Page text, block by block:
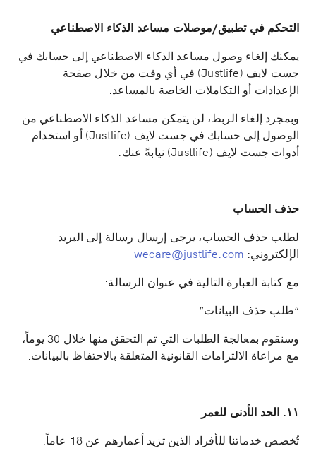
التحكم في تطبيق/موصلات مساعد الذكاء الاصطناعي
يمكنك إلغاء وصول مساعد الذكاء الاصطناعي إلى حسابك في
جست لايف (Justlife) في أي وقت من خلال صفحة
الإعدادات أو التكاملات الخاصة بالمساعد.
وبمجرد إلغاء الربط، لن يتمكن مساعد الذكاء الاصطناعي من
الوصول إلى حسابك في جست لايف (Justlife) أو استخدام
أدوات جست لايف (Justlife) نيابةً عنك.
حذف الحساب
لطلب حذف الحساب، يرجى إرسال رسالة إلى البريد
الإلكتروني: wecare@justlife.com
مع كتابة العبارة التالية في عنوان الرسالة:
“طلب حذف البيانات”
وسنقوم بمعالجة الطلبات التي تم التحقق منها خلال 30 يوماً،
مع مراعاة الالتزامات القانونية المتعلقة بالاحتفاظ بالبيانات.
١١. الحد الأدنى للعمر
تُخصص خدماتنا للأفراد الذين تزيد أعمارهم عن 18 عاماً.